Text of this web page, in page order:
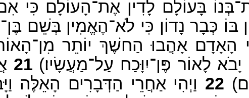
בָּעוֹלָם לָדִין אֶת־הָעוֹלָם כִּי
בּוֹ כְּבָר נָדוֹן כִּי לֹא־הֶאֱמִין בְּשֵׁם
הָאָדָם אָהֲבוּ הַחשֶׁךְ יוֹתֵר
לָאוֹר פֶּן־יִוָּכַח עַל־מַעֲשָׂיו׃) 21
22 וַיְהִי אַחֲרֵי הַדְּבָרִים הָאֵלֶּה